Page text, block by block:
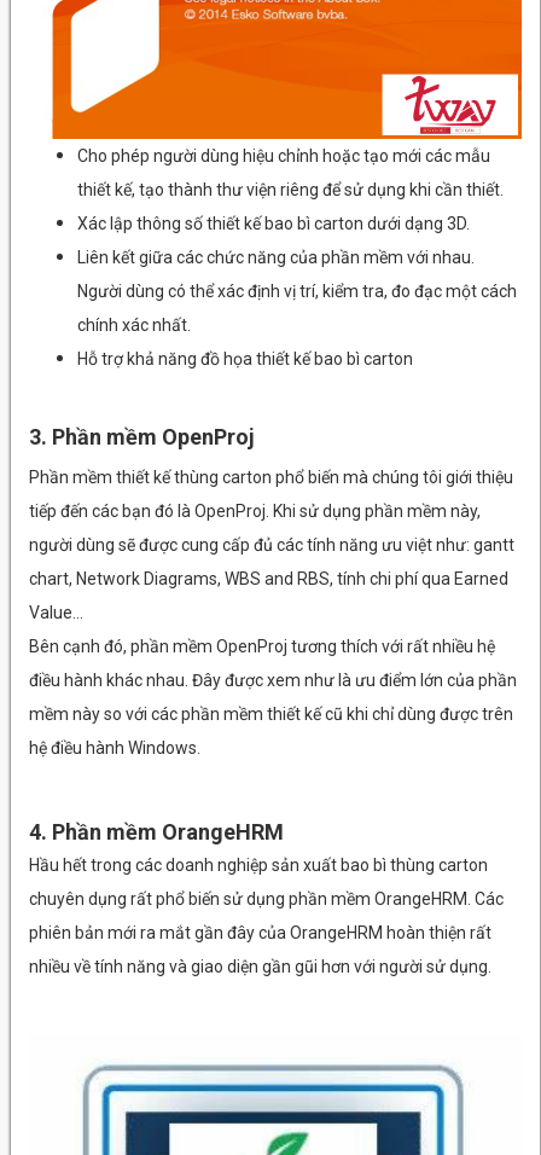
Cho phép người dùng hiệu chỉnh hoặc tạo mới các mẫu
thiết kế, tạo thành thư viện riêng để sử dụng khi cần thiết.
Xác lập thông số thiết kế bao bì carton dưới dạng 3D.
Liên kết giữa các chức năng của phần mềm với nhau.
Người dùng có thể xác định vị trí, kiểm tra, đo đạc một cách
chính xác nhất.
Hỗ trợ khả năng đồ họa thiết kế bao bì carton
3. Phần mềm OpenProj
Phần mềm thiết kế thùng carton phổ biến mà chúng tôi giới thiệu
tiếp đến các bạn đó là OpenProj. Khi sử dụng phần mềm này,
người dùng sẽ được cung cấp đủ các tính năng ưu việt như: gantt
chart, Network Diagrams, WBS and RBS, tính chi phí qua Earned
Value…
Bên cạnh đó, phần mềm OpenProj tương thích với rất nhiều hệ
điều hành khác nhau. Đây được xem như là ưu điểm lớn của phần
mềm này so với các phần mềm thiết kế cũ khi chỉ dùng được trên
hệ điều hành Windows.
4. Phần mềm OrangeHRM
Hầu hết trong các doanh nghiệp sản xuất bao bì thùng carton
chuyên dụng rất phổ biến sử dụng phần mềm OrangeHRM. Các
phiên bản mới ra mắt gần đây của OrangeHRM hoàn thiện rất
nhiều về tính năng và giao diện gần gũi hơn với người sử dụng.